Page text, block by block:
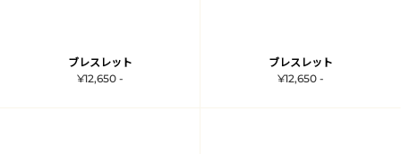
ブレスレット
¥12,650 -
ブレスレット
¥12,650 -